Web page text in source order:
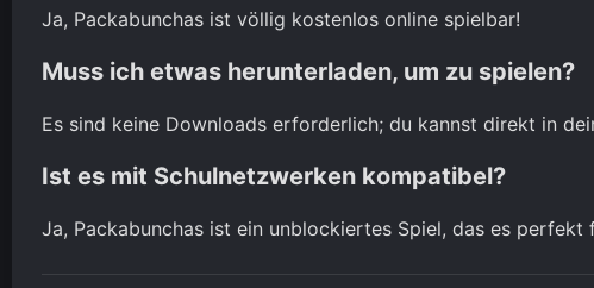
Ja, Packabunchas ist völlig kostenlos online spielbar!
Muss ich etwas herunterladen, um zu spielen?
Es sind keine Downloads erforderlich; du kannst direkt in
Ist es mit Schulnetzwerken kompatibel?
Ja, Packabunchas ist ein unblockiertes Spiel, das es perfekt